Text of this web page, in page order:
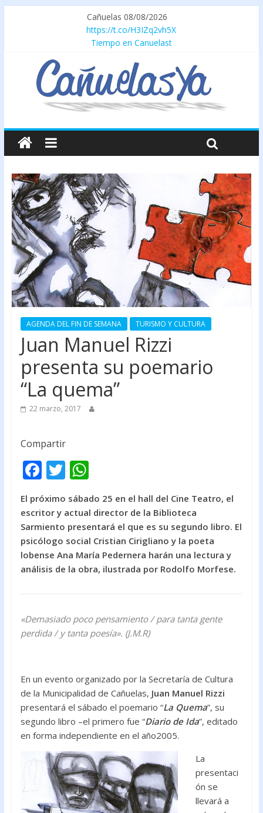
Cañuelas 08/08/2026
https://t.co/H3IZq2vh5X
Tiempo en Canuelast
AGENDA DEL FIN DE SEMANA TURISMO Y CULTURA
Juan Manuel Rizzi
presenta su poemario
“La quema”
22 marzo, 2017
Compartir
F
ac
e
b
o
o
T
w
itt
er
W
h
at
s
A
p
El próximo sábado 25 en el hall del Cine Teatro, el
escritor y actual director de la Biblioteca
Sarmiento presentará el que es su segundo libro. El
psicólogo social Cristian Cirigliano y la poeta
lobense Ana María Pedernera harán una lectura y
análisis de la obra, ilustrada por Rodolfo Morfese.
«Demasiado poco pensamiento /para tanta gente
perdida / y tanta poesía». (J.M.R)
En un evento organizado por la Secretaría de Cultura
de la Municipalidad de Cañuelas, Juan Manuel Rizzi
presentará el sábado el poemario “La Quema”, su
segundo libro –el primero fue “Diario de Ida”, editado
en forma independiente en el año2005.
La
presentaci
ón se
llevará a